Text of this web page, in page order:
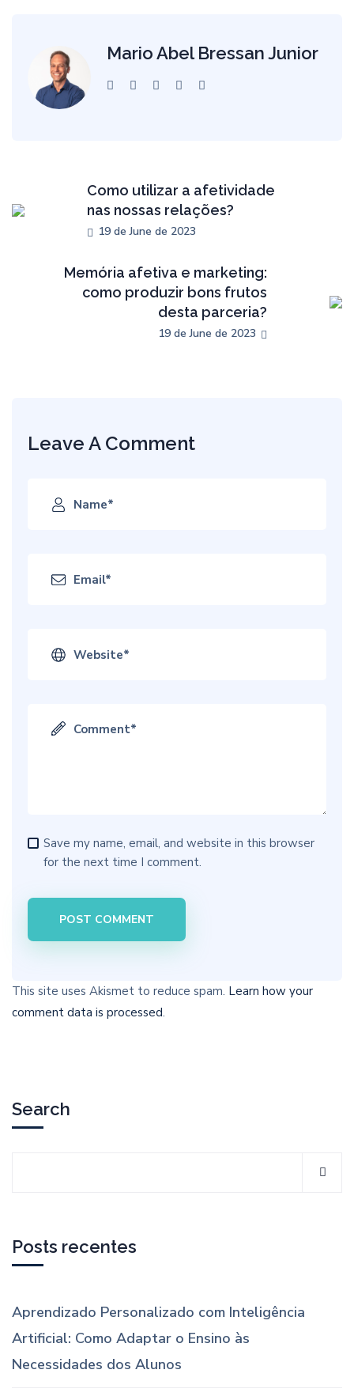
Mario Abel Bressan Junior
Como utilizar a afetividade
nas nossas relações?
19 de June de 2023
Memória afetiva e marketing:
como produzir bons frutos
desta parceria?
19 de June de 2023
Leave A Comment
Save my name, email, and website in this browser
for the next time I comment.
This site uses Akismet to reduce spam. Learn how your
comment data is processed.
Search
Posts recentes
Aprendizado Personalizado com Inteligência
Artificial: Como Adaptar o Ensino às
Necessidades dos Alunos